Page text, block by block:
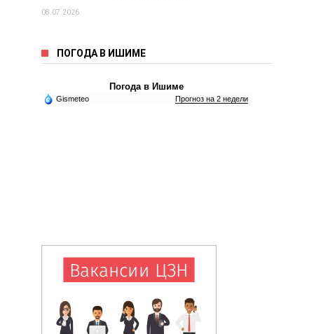
08.07.2026
ПОГОДА В ИШИМЕ
Погода в Ишиме
Gismeteo Прогноз на 2 недели